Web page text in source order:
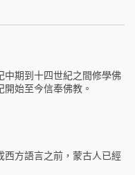
中期到十四世紀之間修學佛
始至今信奉佛教。
西方語言之前，蒙古人已經